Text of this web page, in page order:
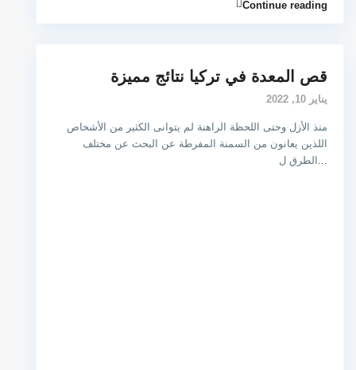
Continue reading
قص المعدة في تركيا نتائج مميزة
يناير 10, 2022
منذ الأزل وحتى اللحظة الراهنة لم يتوانى الكثير من الأشخاص
اللذين يعانون من السمنة المفرطة عن البحث عن مختلف
الطرق ل ...